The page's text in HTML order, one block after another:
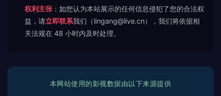
权利主张 ：如您认为本站展示的任何信息侵犯了您的合法权
益，请立即联系我们（lingang@live.cn），我们将依据相
关法规在 48 小时内及时处理。
本网站使用的影视数据由以下来源提供